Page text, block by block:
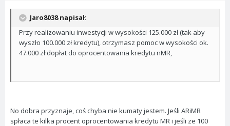
Jaro8038 napisał:
Przy realizowaniu inwestycji w wysokości 125.000 zł (tak aby
wyszło 100.000 zł kredytu), otrzymasz pomoc w wysokości ok.
47.000 zł dopłat do oprocentowania kredytu nMR,
No dobra przyznaje, coś chyba nie kumaty jestem. Jeśli ARiMR
spłaca te kilka procent oprocentowania kredytu MR i jeśli ze 100